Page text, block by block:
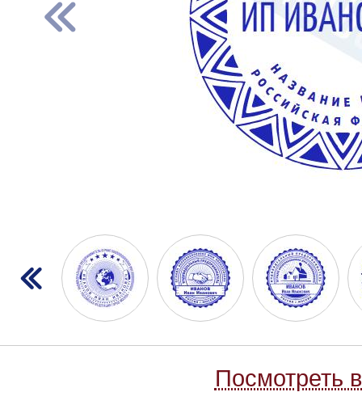
Посмотреть